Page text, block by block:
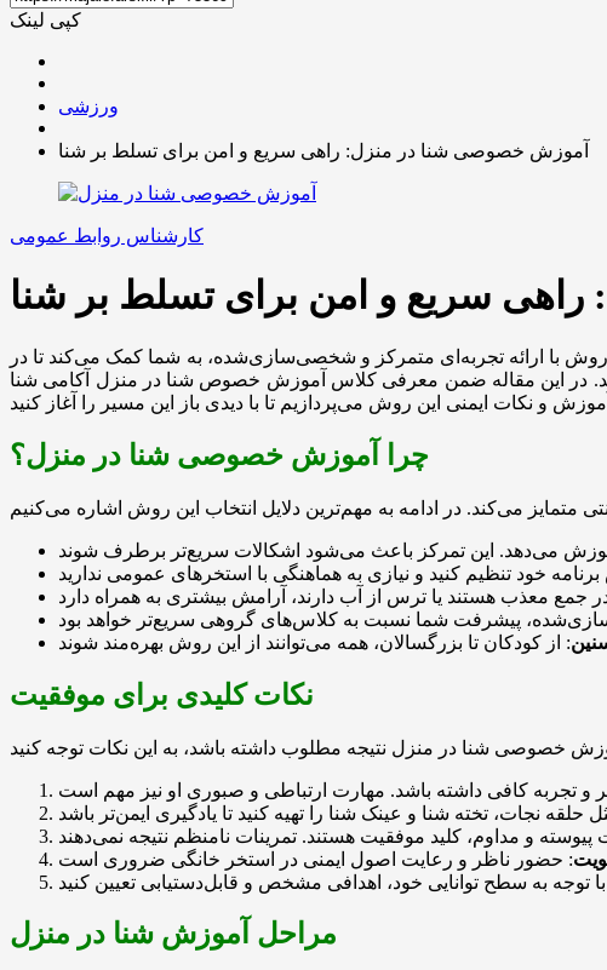
کپی لینک
ورزشی
آموزش خصوصی شنا در منزل: راهی سریع و امن برای تسلط بر شنا
کارشناس روابط عمومی
سریع و امن برای تسلط بر شنا
با ارائه تجربه‌ای متمرکز و شخصی‌سازی‌شده، به شما کمک می‌کند تا در
چرا آموزش خصوصی شنا در منزل؟
نکات کلیدی برای موفقیت
مراحل آموزش شنا در منزل